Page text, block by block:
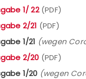
1/ 22(PDF)
2/21 (PDF)
1/21 (wegen
2/20 (PDF)
1/20 (wegen